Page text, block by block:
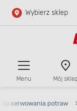
Przejdź do
Wybierz sklep
Menu Mój
do serwowania potraw